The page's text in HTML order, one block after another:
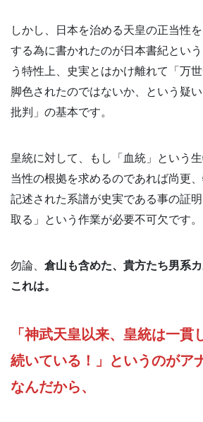
しかし、日本を治める天皇の正当性
する為に書かれたのが日本書紀とい
う特性上、史実とはかけ離れて「万
脚色されたのではないか、という疑
批判」の基本です。
皇統に対して、もし「血統」という
当性の根拠を求めるのであれば尚更
記述された系譜が史実である事の証
取る」という作業が必要不可欠です。
勿論、 倉山も含めた、貴方たち男系カ
これは。
「神武天皇以来、皇統は一貫
続いている！」というのがア
なんだから、